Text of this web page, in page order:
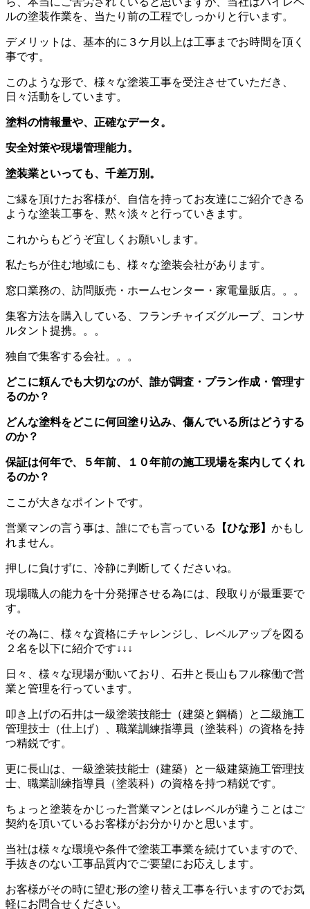
ルの塗装作業を、当たり前の工程でしっかりと行います。
デメリットは、基本的に３ケ月以上は工事までお時間を頂く
事です。
このような形で、様々な塗装工事を受注させていただき、
日々活動をしています。
塗料の情報量や、正確なデータ。
安全対策や現場管理能力。
塗装業といっても、千差万別。
ご縁を頂けたお客様が、自信を持ってお友達にご紹介できる
ような塗装工事を、黙々淡々と行っていきます。
これからもどうぞ宜しくお願いします。
私たちが住む地域にも、様々な塗装会社があります。
窓口業務の、訪問販売・ホームセンター・家電量販店。。。
集客方法を購入している、フランチャイズグループ、コンサ
ルタント提携。。。
独自で集客する会社。。。
どこに頼んでも大切なのが、誰が調査・プラン作成・管理す
るのか？
どんな塗料をどこに何回塗り込み、傷んでいる所はどうする
のか？
保証は何年で、５年前、１０年前の施工現場を案内してくれ
るのか？
ここが大きなポイントです。
営業マンの言う事は、誰にでも言っている 【ひな形】 かもし
れません。
押しに負けずに、冷静に判断してくださいね。
現場職人の能力を十分発揮させる為には、段取りが最重要で
す。
その為に、様々な資格にチャレンジし、レベルアップを図る
２名を以下に紹介です↓↓↓
日々、様々な現場が動いており、石井と長山もフル稼働で営
業と管理を行っています。
叩き上げの石井は一級塗装技能士（建築と鋼橋）と二級施工
管理技士（仕上げ）、職業訓練指導員（塗装科）の資格を持
つ精鋭です。
更に長山は、一級塗装技能士（建築）と一級建築施工管理技
士、職業訓練指導員（塗装科）の資格を持つ精鋭です。
ちょっと塗装をかじった営業マンとはレベルが違うことはご
契約を頂いているお客様がお分かりかと思います。
当社は様々な環境や条件で塗装工事業を続けていますので、
手抜きのない工事品質内でご要望にお応えします。
お客様がその時に望む形の塗り替え工事を行いますのでお気
軽にお問合せください。